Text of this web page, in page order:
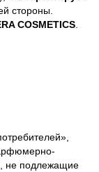
стороны.
COSMETICS.
не подлежащие